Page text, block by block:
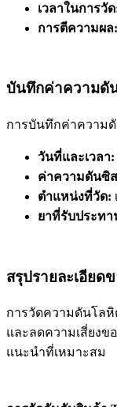
เวลาในการวั
การตีความผล:
บันทึกค่าความดั
การบันทึกค่าความ
วันที่และเวลา:
ค่าความดันซิ
ตำแหน่งที่วัด:
ยาที่รับประทา
สรุปรายละเอียด
การวัดความดันโล
และลดความเสี่ยงข
แนะนำที่เหมาะสม